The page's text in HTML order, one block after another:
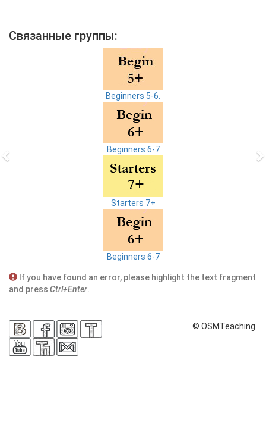
Связанные группы:
Beginners 5-6.
Beginners 6-7
Starters 7+
Beginners 6-7
If you have found an error, please highlight the text fragment
and press Ctrl+Enter.
© OSMTeaching.